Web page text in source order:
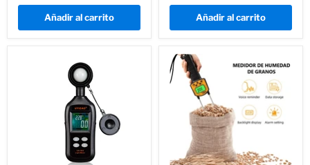
Añadir al carrito Añadir al carrito